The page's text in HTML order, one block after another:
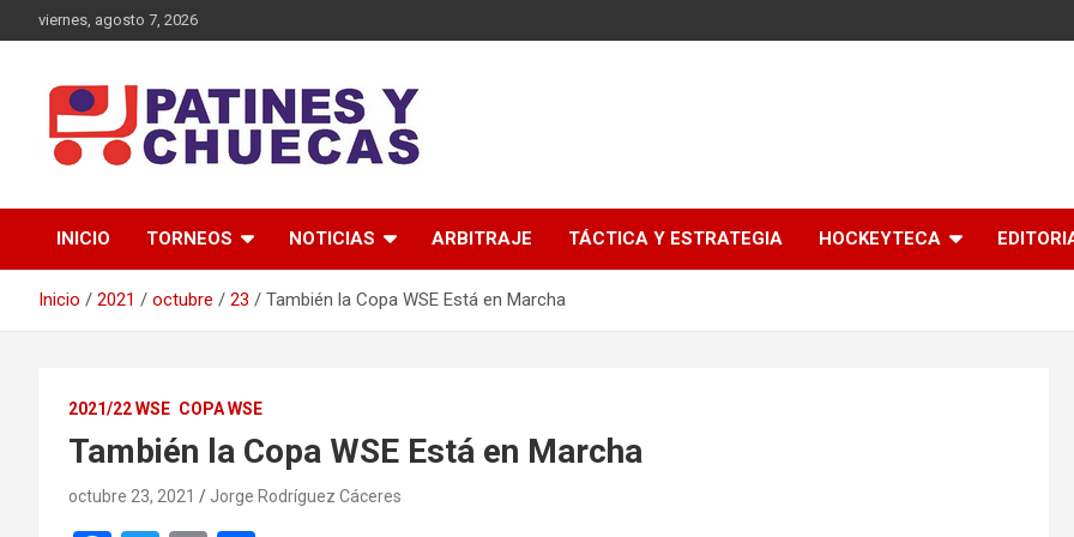
al
viernes, agosto 7, 2026
Patines y Chuecas
INICIO TORNEOS NOTICIAS ARBITRAJE TÁCTICA Y ESTRATEGIA HOCKEYTECA
Inicio 2021 octubre 23 También la Copa WSE Está en Marcha
2021/22 WSE COPA WSE
También la Copa WSE Está en Marcha
octubre 23, 2021 Jorge Rodríguez Cáceres